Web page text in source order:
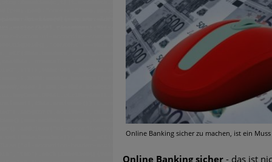
warnen
Fake-
Online Banking sicher zu machen, ist ein
Online Banking sicher - das ist